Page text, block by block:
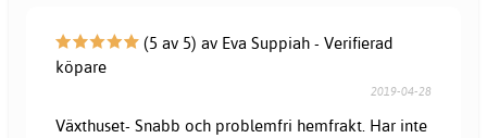
(5 av 5) av Eva Suppiah - Verifierad
köpare
2019-04-28
Växthuset- Snabb och problemfri hemfrakt. Har inte